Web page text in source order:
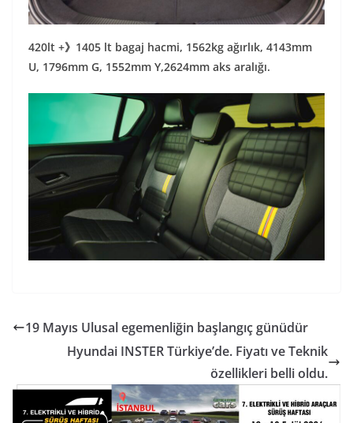
420lt +》1405 lt bagaj hacmi, 1562kg ağırlık, 4143mm
U, 1796mm G, 1552mm Y,2624mm aks aralığı.
19 Mayıs Ulusal egemenliğin başlangıç günüdür
Hyundai INSTER Türkiye’de. Fiyatı ve Teknik
özellikleri belli oldu.